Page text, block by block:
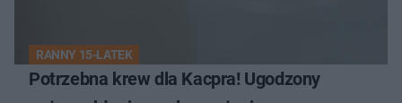
RANNY 15-LATEK
Potrzebna krew dla Kacpra! Ugodzony